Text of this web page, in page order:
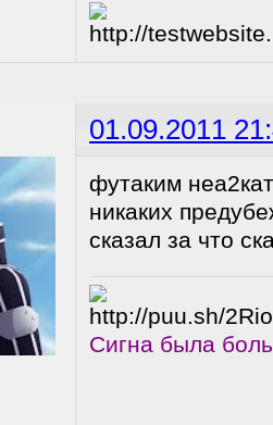
01.09.2011
футаким
никаких
сказал за что
Сигна была